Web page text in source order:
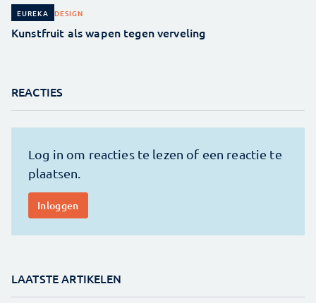
EUREKA DESIGN
Kunstfruit als wapen tegen verveling
REACTIES
LAATSTE ARTIKELEN